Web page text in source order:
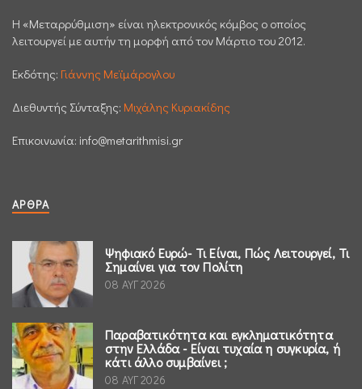
H «Μεταρρύθμιση» είναι ηλεκτρονικός κόμβος ο οποίος
λειτουργεί με αυτήν τη μορφή από τον Μάρτιο του 2012.
Εκδότης: Γιάννης Μεϊμάρογλου
Διεθυντής Σύνταξης: Μιχάλης Κυριακίδης
Επικοινωνία: info@metarithmisi.gr
ΆΡΘΡΑ
Ψηφιακό Ευρώ- Τι Είναι, Πώς Λειτουργεί, Τι
Σημαίνει για τον Πολίτη
08 ΑΥΓ 2026
Παραβατικότητα και εγκληματικότητα
στην Ελλάδα - Είναι τυχαία η συγκυρία, ή
κάτι άλλο συμβαίνει ;
08 ΑΥΓ 2026